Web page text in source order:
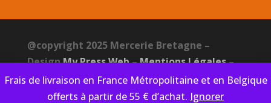
Frais de livraison en France Métropolitaine et en Belgique
offerts à partir de 55 € d’achat. Ignorer
@copyright 2025 Mercerie Bretagne –
DesignMy Press Web–Mentions Légales–
CGV–Politique de confidentialité